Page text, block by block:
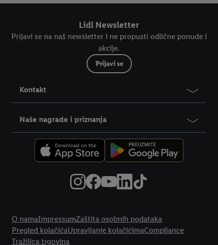
Lidl Newsletter
Prijavi se na naš newsletter i ne propusti odlične ponude i
akcije.
Prijavi se
Kontakt
Naše nagrade i priznanja
O namaImpressumZaštita osobnih podataka
Pregled kolačićaUpravljanje kolačićimaCompliance
Tražilica trgovina